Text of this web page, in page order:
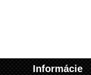
Informácie